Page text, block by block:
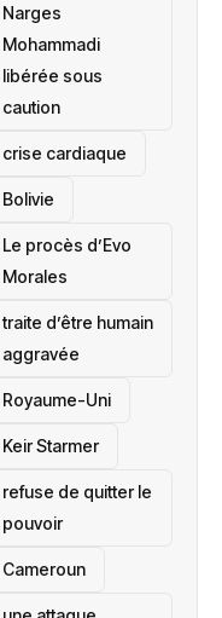
Narges
Mohammadi
libérée sous
caution
crise cardiaque
‎Bolivie
Le procès d’Evo
Morales
traite d’être humain
aggravée
‎Royaume-Uni
Keir Starmer
refuse de quitter le
pouvoir
‎Cameroun